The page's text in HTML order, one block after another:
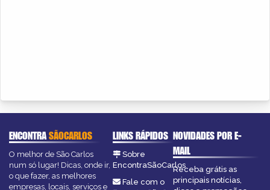
ENCONTRASÃOCARLOS
O melhor de São Carlos
num só lugar! Dicas, onde ir,
o que fazer, as melhores
empresas, locais, serviços e
LINKS RÁPIDOS
Sobre
EncontraSãoCarlos
Fale com o
NOVIDADES POR E-
MAIL
Receba grátis as
principais notícias,